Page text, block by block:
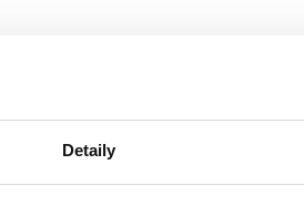
Detaily
o registrovaném partnerství,
dítěte. Ocitá se tak v pozici tzv.
podílí, téměř žádný právní vztah.